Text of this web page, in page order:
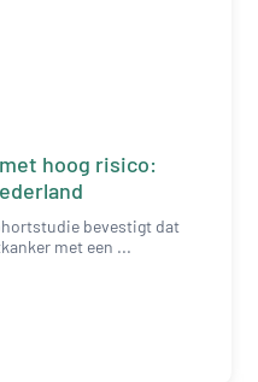
hoog risico:
bevestigt dat
met een ...